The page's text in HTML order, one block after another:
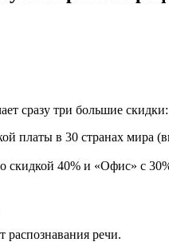
сразу три большие скидки:
платы в 30 странах
скидкой 40% и «Офис» с
распознавания речи.